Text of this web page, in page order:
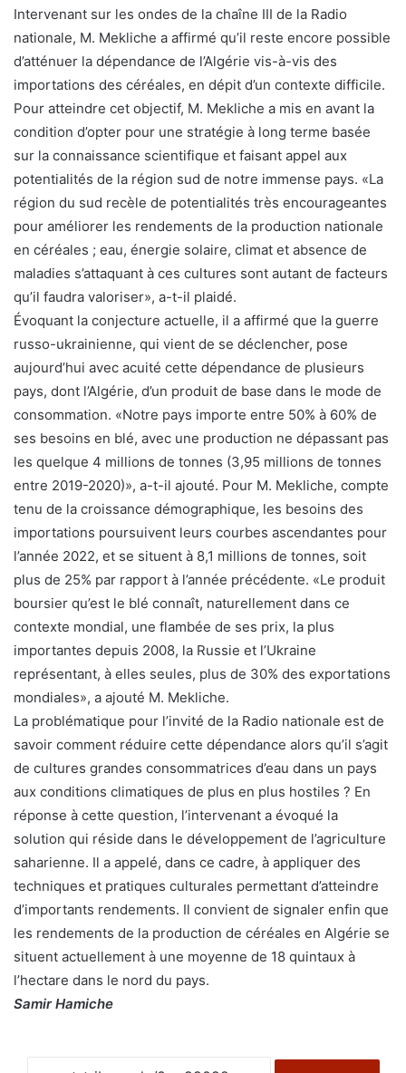
Intervenant sur les ondes de la chaîne III de la Radio
nationale, M. Mekliche a affirmé qu’il reste encore possible
d’atténuer la dépendance de l’Algérie vis-à-vis des
importations des céréales, en dépit d’un contexte difficile.
Pour atteindre cet objectif, M. Mekliche a mis en avant la
condition d’opter pour une stratégie à long terme basée
sur la connaissance scientifique et faisant appel aux
potentialités de la région sud de notre immense pays. «La
région du sud recèle de potentialités très encourageantes
pour améliorer les rendements de la production nationale
en céréales ; eau, énergie solaire, climat et absence de
maladies s’attaquant à ces cultures sont autant de facteurs
qu’il faudra valoriser», a-t-il plaidé.
Évoquant la conjecture actuelle, il a affirmé que la guerre
russo-ukrainienne, qui vient de se déclencher, pose
aujourd’hui avec acuité cette dépendance de plusieurs
pays, dont l’Algérie, d’un produit de base dans le mode de
consommation. «Notre pays importe entre 50% à 60% de
ses besoins en blé, avec une production ne dépassant pas
les quelque 4 millions de tonnes (3,95 millions de tonnes
entre 2019-2020)», a-t-il ajouté. Pour M. Mekliche, compte
tenu de la croissance démographique, les besoins des
importations poursuivent leurs courbes ascendantes pour
l’année 2022, et se situent à 8,1 millions de tonnes, soit
plus de 25% par rapport à l’année précédente. «Le produit
boursier qu’est le blé connaît, naturellement dans ce
contexte mondial, une flambée de ses prix, la plus
importantes depuis 2008, la Russie et l’Ukraine
représentant, à elles seules, plus de 30% des exportations
mondiales», a ajouté M. Mekliche.
La problématique pour l’invité de la Radio nationale est de
savoir comment réduire cette dépendance alors qu’il s’agit
de cultures grandes consommatrices d’eau dans un pays
aux conditions climatiques de plus en plus hostiles ? En
réponse à cette question, l’intervenant a évoqué la
solution qui réside dans le développement de l’agriculture
saharienne. Il a appelé, dans ce cadre, à appliquer des
techniques et pratiques culturales permettant d’atteindre
d’importants rendements. Il convient de signaler enfin que
les rendements de la production de céréales en Algérie se
situent actuellement à une moyenne de 18 quintaux à
l’hectare dans le nord du pays.
Samir Hamiche